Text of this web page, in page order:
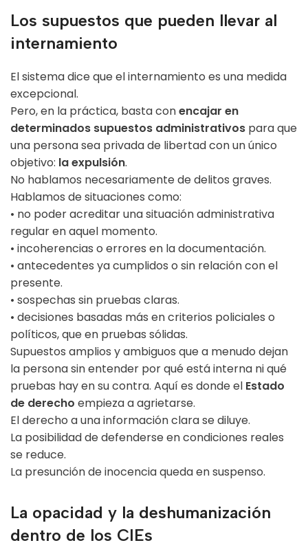
Los supuestos que pueden llevar al
internamiento
El sistema dice que el internamiento es una medida
excepcional.
Pero, en la práctica, basta conencajar en
determinados supuestos administrativos para que
una persona sea privada de libertad con un único
objetivo: la expulsión.
No hablamos necesariamente de delitos graves.
Hablamos de situaciones como:
• no poder acreditar una situación administrativa
regular en aquel momento.
• incoherencias o errores en la documentación.
• antecedentes ya cumplidos o sin relación con el
presente.
• sospechas sin pruebas claras.
• decisiones basadas más en criterios policiales o
políticos, que en pruebas sólidas.
Supuestos amplios y ambiguos que a menudo dejan
la persona sin entender por qué está interna ni qué
pruebas hay en su contra. Aquí es donde el Estado
de derecho empieza a agrietarse.
El derecho a una información clara se diluye.
La posibilidad de defenderse en condiciones reales
se reduce.
La presunción de inocencia queda en suspenso.
La opacidad y la deshumanización
dentro de los CIEs